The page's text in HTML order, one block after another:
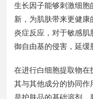
生长因子能够刺激细
新，为肌肤带来更健
炎症反应，对于敏感
御自由基的侵害，延缓
在进行白细胞提取物
其与其他成分的协同